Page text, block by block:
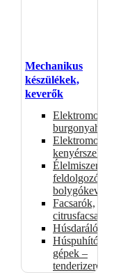
Mechanikus
készülékek,
keverők
Elektromos
burgonyahámozók
Elektromos
kenyérszeletelők
Élelmiszer-
feldolgozók –
bolygókeverők
Facsarók,
citrusfacsarók
Húsdarálók
Húspuhító
gépek –
tenderizerek